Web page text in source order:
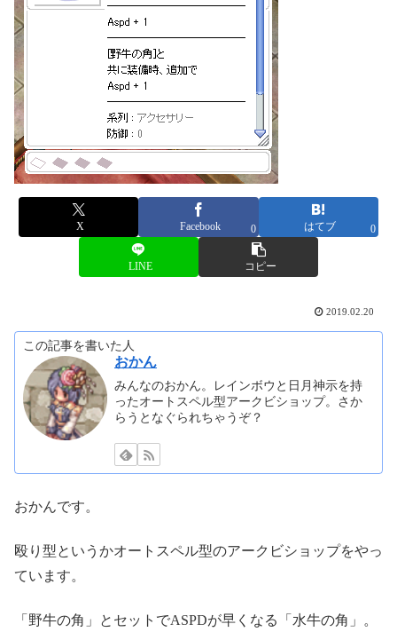
X Facebook 0 はてブ 0
LINE コピー
2019.02.20
この記事を書いた人
おかん
みんなのおかん。レインボウと日月神示を持
ったオートスペル型アークビショップ。さか
らうとなぐられちゃうぞ？
おかんです。
殴り型というかオートスペル型のアークビショップをやっ
ています。
「野牛の角」とセットでASPDが早くなる「水牛の角」。